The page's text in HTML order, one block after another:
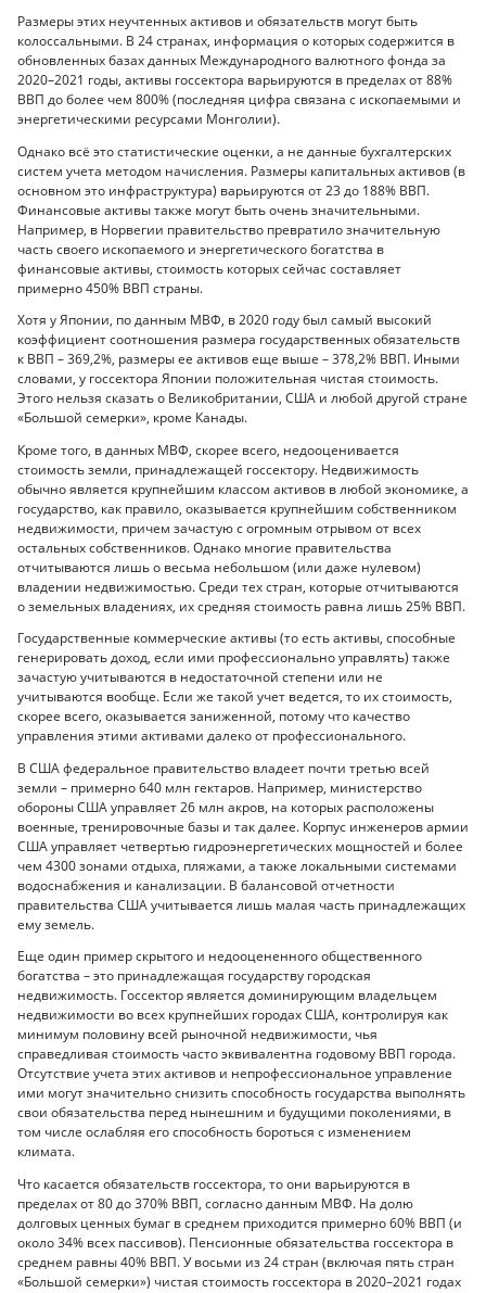
Размеры этих неучтенных активов и обязательств могут быть
колоссальными. В 24 странах, информация о которых содержится в
обновленных базах данных Международного валютного фонда за
2020–2021 годы, активы госсектора варьируются в пределах от 88%
ВВП до более чем 800% (последняя цифра связана с ископаемыми и
энергетическими ресурсами Монголии).
Однако всё это статистические оценки, а не данные бухгалтерских
систем учета методом начисления. Размеры капитальных активов (в
основном это инфраструктура) варьируются от 23 до 188% ВВП.
Финансовые активы также могут быть очень значительными.
Например, в Норвегии правительство превратило значительную
часть своего ископаемого и энергетического богатства в
финансовые активы, стоимость которых сейчас составляет
примерно 450% ВВП страны.
Хотя у Японии, по данным МВФ, в 2020 году был самый высокий
коэффициент соотношения размера государственных обязательств
к ВВП – 369,2%, размеры ее активов еще выше – 378,2% ВВП. Иными
словами, у госсектора Японии положительная чистая стоимость.
Этого нельзя сказать о Великобритании, США и любой другой стране
«Большой семерки», кроме Канады.
Кроме того, в данных МВФ, скорее всего, недооценивается
стоимость земли, принадлежащей госсектору. Недвижимость
обычно является крупнейшим классом активов в любой экономике, а
государство, как правило, оказывается крупнейшим собственником
недвижимости, причем зачастую с огромным отрывом от всех
остальных собственников. Однако многие правительства
отчитываются лишь о весьма небольшом (или даже нулевом)
владении недвижимостью. Среди тех стран, которые отчитываются
о земельных владениях, их средняя стоимость равна лишь 25% ВВП.
Государственные коммерческие активы (то есть активы, способные
генерировать доход, если ими профессионально управлять) также
зачастую учитываются в недостаточной степени или не
учитываются вообще. Если же такой учет ведется, то их стоимость,
скорее всего, оказывается заниженной, потому что качество
управления этими активами далеко от профессионального.
В США федеральное правительство владеет почти третью всей
земли – примерно 640 млн гектаров. Например, министерство
обороны США управляет 26 млн акров, на которых расположены
военные, тренировочные базы и так далее. Корпус инженеров армии
США управляет четвертью гидроэнергетических мощностей и более
чем 4300 зонами отдыха, пляжами, а также локальными системами
водоснабжения и канализации. В балансовой отчетности
правительства США учитывается лишь малая часть принадлежащих
ему земель.
Еще один пример скрытого и недооцененного общественного
богатства – это принадлежащая государству городская
недвижимость. Госсектор является доминирующим владельцем
недвижимости во всех крупнейших городах США, контролируя как
минимум половину всей рыночной недвижимости, чья
справедливая стоимость часто эквивалентна годовому ВВП города.
Отсутствие учета этих активов и непрофессиональное управление
ими могут значительно снизить способность государства выполнять
свои обязательства перед нынешним и будущими поколениями, в
том числе ослабляя его способность бороться с изменением
климата.
Что касается обязательств госсектора, то они варьируются в
пределах от 80 до 370% ВВП, согласно данным МВФ. На долю
долговых ценных бумаг в среднем приходится примерно 60% ВВП (и
около 34% всех пассивов). Пенсионные обязательства госсектора в
среднем равны 40% ВВП. У восьми из 24 стран (включая пять стран
«Большой семерки») чистая стоимость госсектора в 2020–2021 годах